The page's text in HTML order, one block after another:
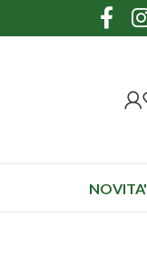
NOVITA'